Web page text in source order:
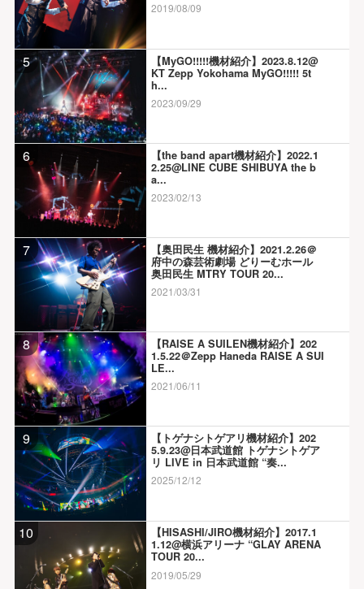
2019/08/09
5
【MyGO!!!!!機材紹介】2023.8.12@
KT Zepp Yokohama MyGO!!!!! 5t
h...
2023/09/29
6
【the band apart機材紹介】2022.1
2.25@LINE CUBE SHIBUYA the b
a...
2023/02/13
7
【奥田民生 機材紹介】2021.2.26＠
府中の森芸術劇場 どりーむホール
奥田民生 MTRY TOUR 20...
2021/03/31
8
【RAISE A SUILEN機材紹介】202
1.5.22＠Zepp Haneda RAISE A SUI
LE...
2021/06/11
9
【トゲナシトゲアリ機材紹介】202
5.9.23@日本武道館 トゲナシトゲア
リ LIVE in 日本武道館 “奏...
2025/12/12
10
【HISASHI/JIRO機材紹介】2017.1
1.12@横浜アリーナ “GLAY ARENA
TOUR 20...
2019/05/29